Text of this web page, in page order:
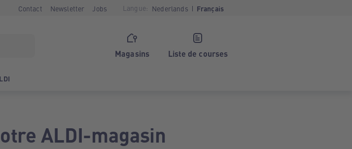
Contact Newsletter Jobs Langue: Nederlands Français
Magasins Liste de courses
ALDI-magasin